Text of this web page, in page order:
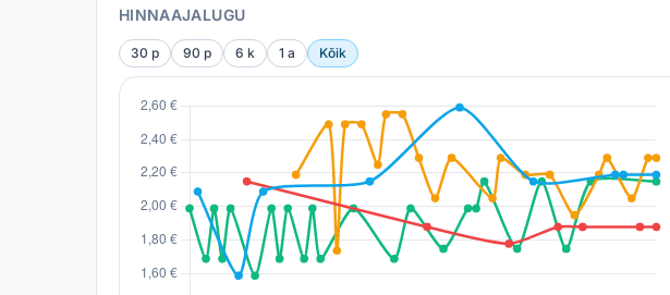
HINNAAJALUGU
30 p 90 p 6 k 1 a Kõik